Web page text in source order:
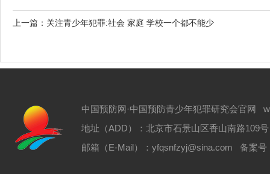
上一篇： 关注青少年犯罪:社会 家庭 学校一个都不能少
中国预防网·中国预防青少年犯罪研究会官网
地址（ADD）：北京市石景山区香山南路109
邮箱（E-Mail）：yfqsnfzyj@sina.com 备案号